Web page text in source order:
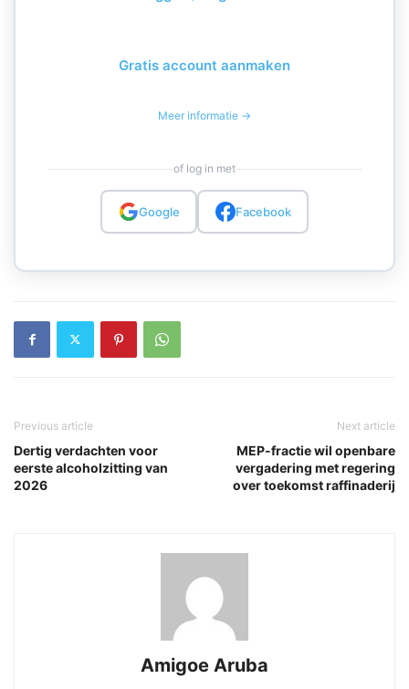
Gratis account aanmaken
Meer informatie →
of log in met
Google Facebook
Previous article
Dertig verdachten voor
eerste alcoholzitting van
2026
Next article
MEP-fractie wil openbare
vergadering met regering
over toekomst raffinaderij
Amigoe Aruba